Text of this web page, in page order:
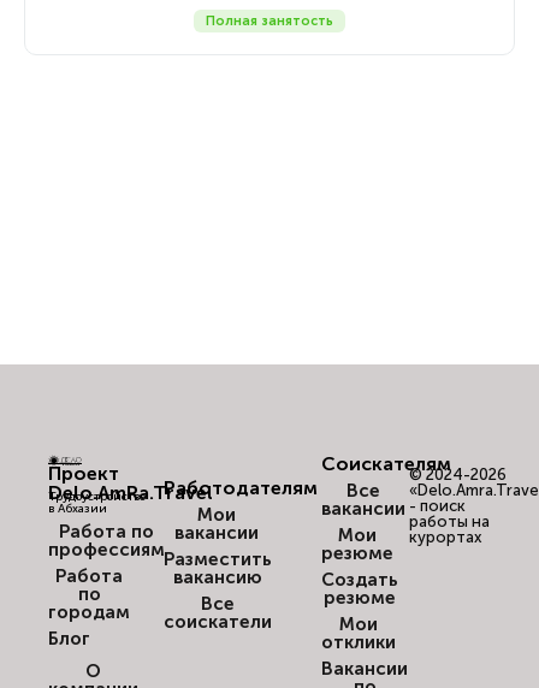
Полная занятость
Проект
Delo.AmRa.Travel
Трудоустройство
в Абхазии
Работа по
профессиям
Работа
по
городам
Блог
О
Работодателям
Мои
вакансии
Разместить
вакансию
Все
соискатели
Соискателям
Все
вакансии
Мои
резюме
Создать
резюме
Мои
отклики
Вакансии
© 2024-2026
- поиск
работы на
курортах